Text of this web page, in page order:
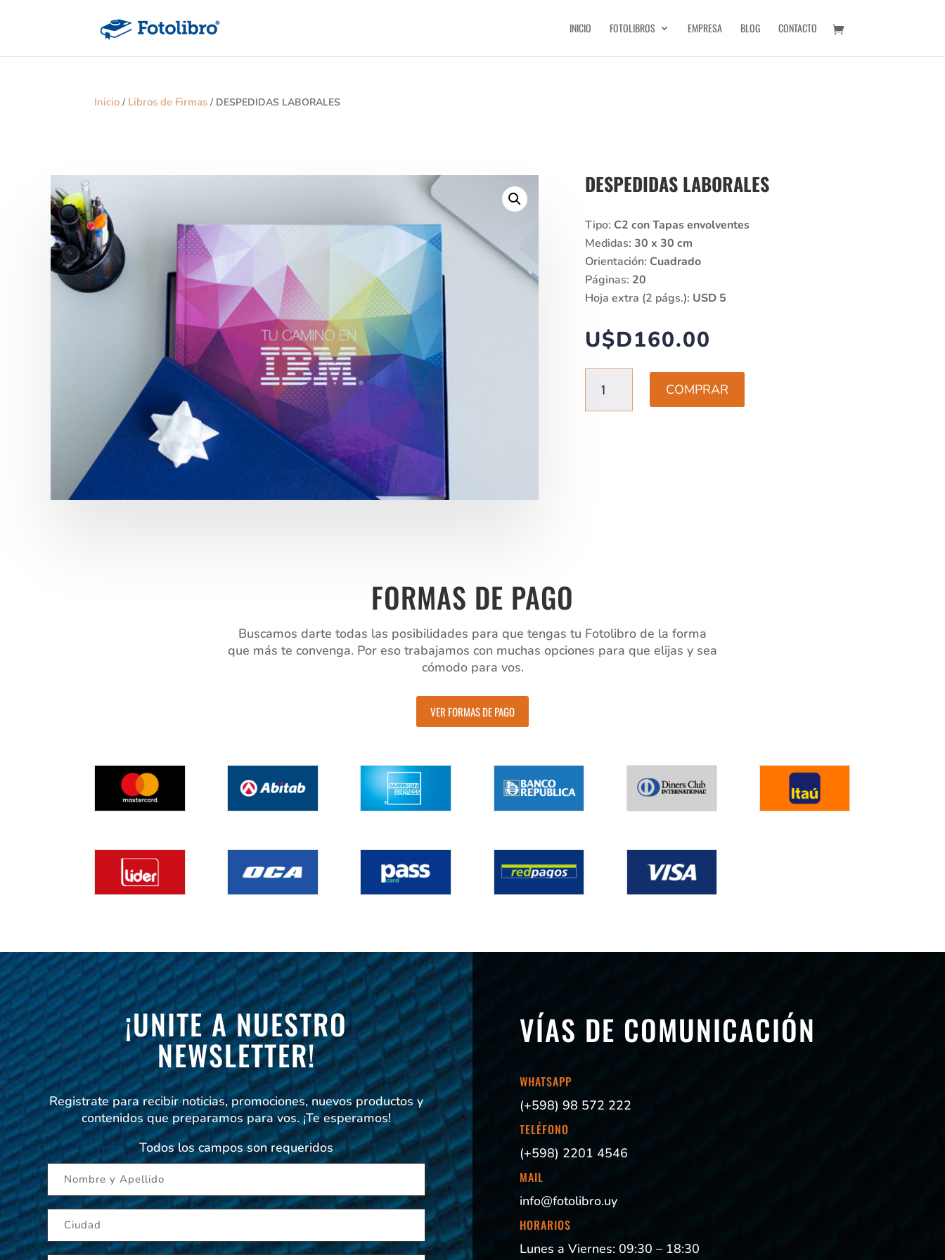
INICIO FOTOLIBROS EMPRESA BLOG CONTACTO
Inicio / Libros de Firmas / DESPEDIDAS LABORALES
DESPEDIDAS LABORALES
Tipo: C2 con Tapas envolventes
Medidas: 30 x 30 cm
Orientación: Cuadrado
Páginas: 20
Hoja extra (2 págs.): USD 5
U$D160.00
LABORALES
cantidad
COMPRAR
FORMAS DE PAGO
Buscamos darte todas las posibilidades para que tengas tu Fotolibro de la forma
que más te convenga. Por eso trabajamos con muchas opciones para que elijas y sea
cómodo para vos.
VER FORMAS DE PAGO
¡UNITE A NUESTRO
NEWSLETTER!
Registrate para recibir noticias, promociones, nuevos productos y
contenidos que preparamos para vos. ¡Te esperamos!
Todos los campos son requeridos
VÍAS DE COMUNICACIÓN
WHATSAPP
(+598) 98 572 222
TELÉFONO
(+598) 2201 4546
MAIL
info@fotolibro.uy
HORARIOS
Lunes a Viernes: 09:30 – 18:30